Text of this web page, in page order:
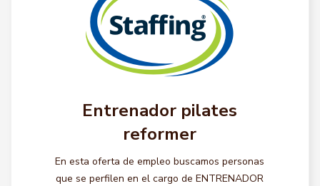
Entrenador pilates
reformer
En esta oferta de empleo buscamos personas
que se perfilen en el cargo de ENTRENADOR